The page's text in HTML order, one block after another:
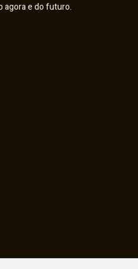
agora e do futuro.